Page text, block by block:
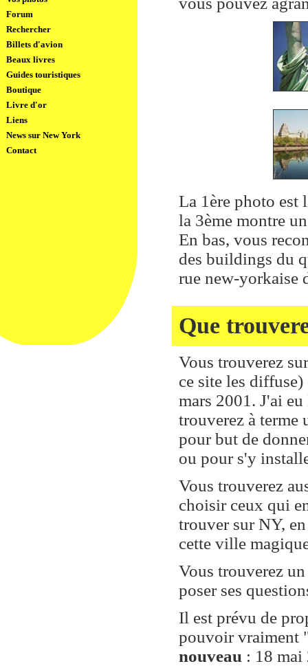
Forum
Rechercher
Billets d'avion
Beaux livres
Guides touristiques
Boutique
Livre d'or
Liens
News sur New York
Contact
La 1ère photo est
la 3ème montre
En bas, vous
des buildings du
rue new-yorkaise
Que
Vous trouverez
ce site les
mars 2001. J'ai
trouverez à terme
pour but de
ou pour s'y
Vous trouverez
choisir ceux qui
trouver sur NY,
cette ville
Vous trouverez
poser ses
Il est prévu de
pouvoir vraiment
nouveau : 18 mai